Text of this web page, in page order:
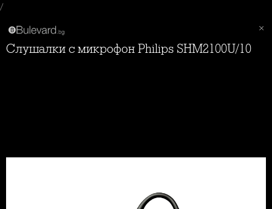
/
Слушалки с микрофон Philips SHM2100U/10